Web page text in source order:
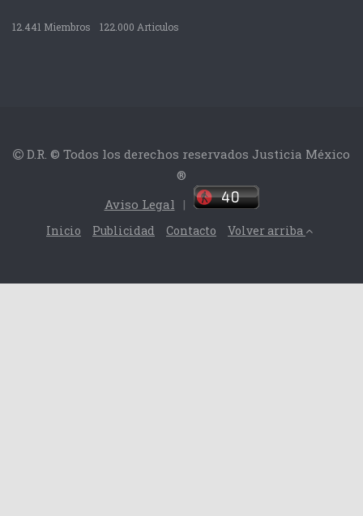
12.441 Miembros 122.000 Articulos
D.R. © Todos los derechos reservados Justicia México
®
Aviso Legal |
Inicio Publicidad Contacto Volver arriba